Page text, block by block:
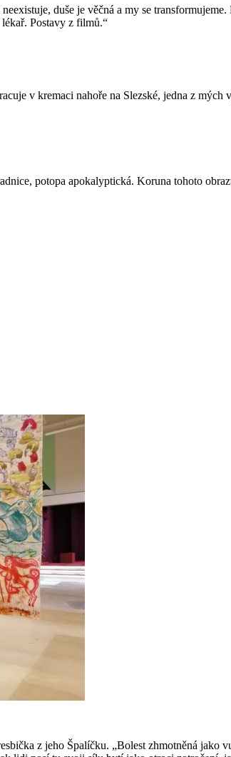
duše je věčná a my se
Postavy z filmů.“
v kremaci nahoře na Slezské, jedna z
potopa apokalyptická. Koruna tohoto
z jeho Špalíčku. „Bolest zhmotněná